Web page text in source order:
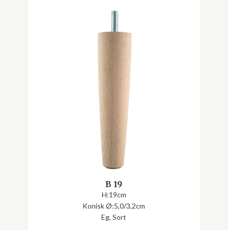
B 19
H:19cm
Konisk Ø:5,0/3,2cm
Eg, Sort